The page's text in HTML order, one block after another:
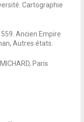
Cartographie
Ancien Empire
Autres états.
Paris